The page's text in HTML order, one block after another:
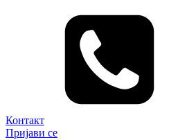
Контакт
Пријави се